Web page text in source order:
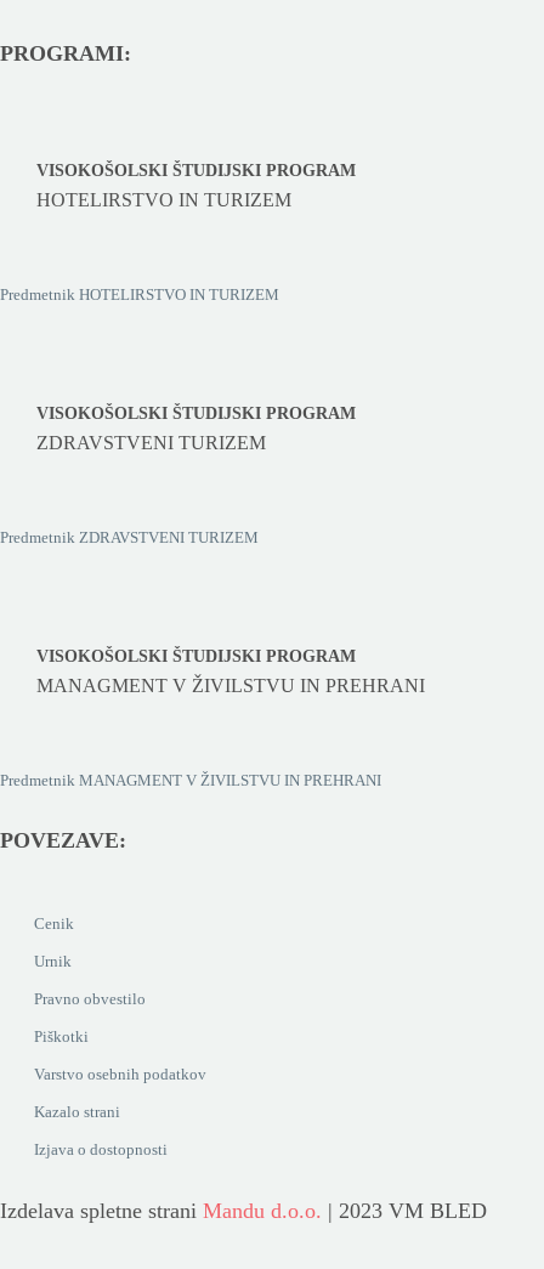
PROGRAMI:
VISOKOŠOLSKI ŠTUDIJSKI PROGRAM
HOTELIRSTVO IN TURIZEM
Predmetnik HOTELIRSTVO IN TURIZEM
VISOKOŠOLSKI ŠTUDIJSKI PROGRAM
ZDRAVSTVENI TURIZEM
Predmetnik ZDRAVSTVENI TURIZEM
VISOKOŠOLSKI ŠTUDIJSKI PROGRAM
MANAGMENT V ŽIVILSTVU IN PREHRANI
Predmetnik MANAGMENT V ŽIVILSTVU IN PREHRANI
POVEZAVE:
Cenik
Urnik
Pravno obvestilo
Piškotki
Varstvo osebnih podatkov
Kazalo strani
Izjava o dostopnosti
Izdelava spletne strani Mandu d.o.o. | 2023 VM BLED